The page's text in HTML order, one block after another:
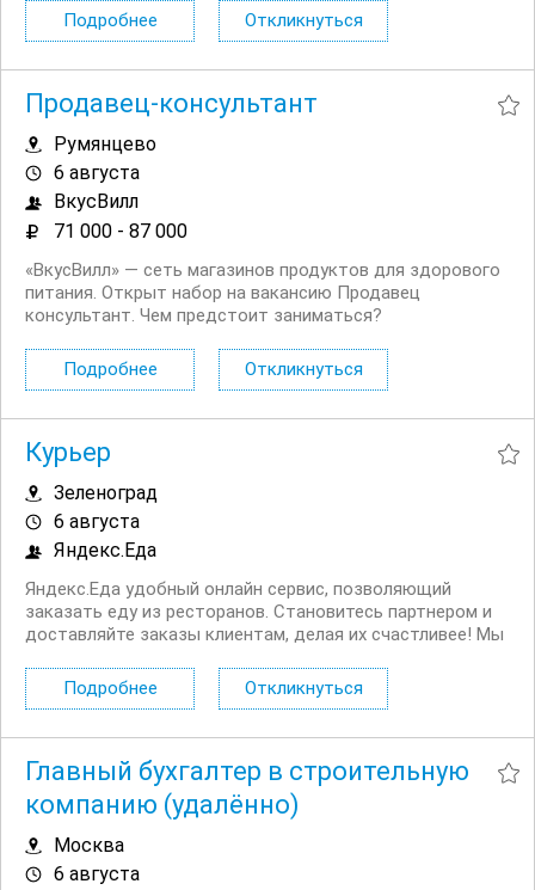
работающих на современном автопарке. Мы стремимся
обеспечить высокий уровень безопасности и
Подробнее Откликнуться
Продавец-консультант
Румянцево
6 августа
ВкусВилл
71 000 - 87 000
«ВкусВилл» — сеть магазинов продуктов для здорового
питания. Открыт набор на вакансию Продавец
консультант. Чем предстоит заниматься?
кассой. Оформлять витрины в прикассовой зоне.
Контролировать качество и сроки...
Подробнее Откликнуться
Курьер
Зеленоград
6 августа
Яндекс.Еда
Яндекс.Еда удобный онлайн сервис, позволяющий
заказать еду из ресторанов. Становитесь партнером и
доставляйте заказы клиентам, делая их счастливее! Мы
сотрудничающей с сервисом Яндекс.Еда. Условия:
Первая выплата поступает через две недели,...
Подробнее Откликнуться
Главный бухгалтер в строительную
компанию (удалённо)
Москва
6 августа